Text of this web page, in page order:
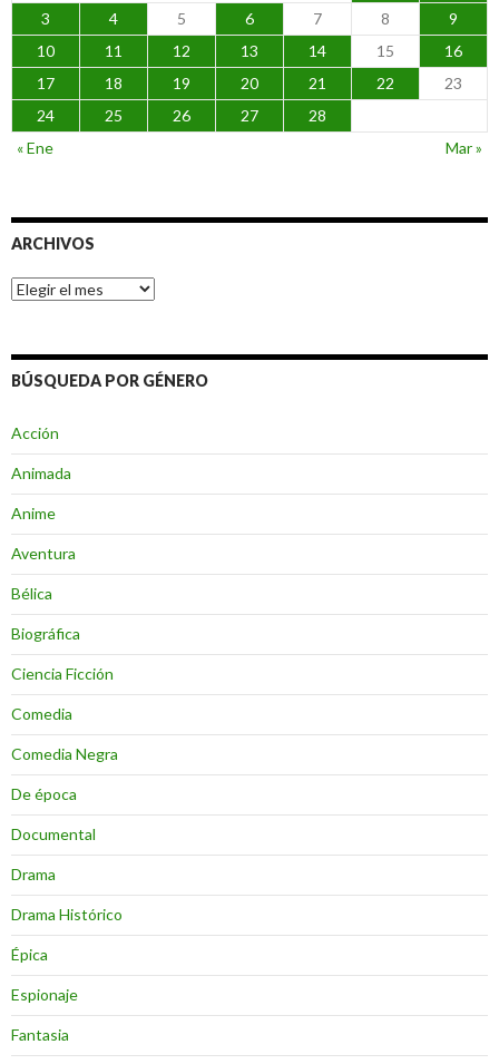
3
4 5 6 7 8
9
10
11 12 13 14 15
16
17
18 19 20 21 22
23
24
25 26 27
28
« Ene
Mar »
ARCHIVOS
Archivos
BÚSQUEDA POR GÉNERO
Acción
Animada
Anime
Aventura
Bélica
Biográfica
Ciencia Ficción
Comedia
Comedia Negra
De época
Documental
Drama
Drama Histórico
Épica
Espionaje
Fantasia